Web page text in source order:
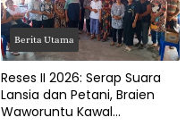
Berita Utama
Reses II 2026: Serap Suara
Lansia dan Petani, Braien
Waworuntu Kawal